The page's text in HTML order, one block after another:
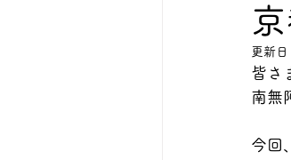
更新日
皆さ
南無
今回